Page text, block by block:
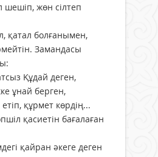
шешіп, жөн сілтеп
қатал болғанымен,
Замандасы
Құдай деген,
ұнай берген,
құрмет көрдің...
қасиетін бағалаған
қайран әкеге деген